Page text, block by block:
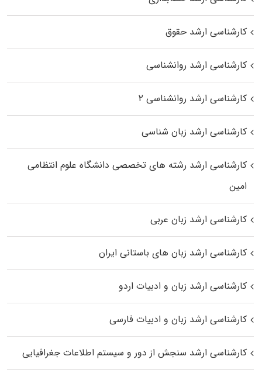
کارشناسی ارشد حقوق
کارشناسی ارشد روانشناسی
کارشناسی ارشد روانشناسی ۲
کارشناسی ارشد زبان شناسی
کارشناسی ارشد رﺷﺘﻪ ﻫﺎی تخصصی داﻧﺸﮕﺎه ﻋﻠﻮم انتظامی
اﻣﻴﻦ
کارشناسی ارشد زبان عربی
کارشناسی ارشد زبان‌ های باستانی ایران
کارشناسی ارشد زبان و ادبیات اردو
کارشناسی ارشد زبان و ادبیات فارسی
کارشناسی ارشد سنجش از دور و سیستم اطلاعات جغرافیایی